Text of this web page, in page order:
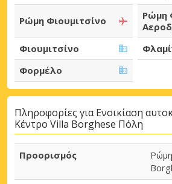
Ρώμη Φιουμιτσίνο
Ρώμη
Φιουμιτσίνο
Φορμέλο
Πληροφορίες για Ενοικίαση
Κέντρο Villa Borghese Πόλη
Προορισμός